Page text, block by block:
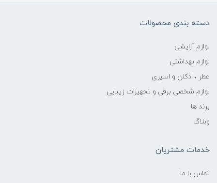
دسته بندی محصولات
لوازم آرایشی
لوازم بهداشتی
عطر ، ادکلن و اسپری
لوازم شخصی برقی و تجهیزات زیبایی
برند ها
وبلاگ
خدمات مشتریان
تماس با ما